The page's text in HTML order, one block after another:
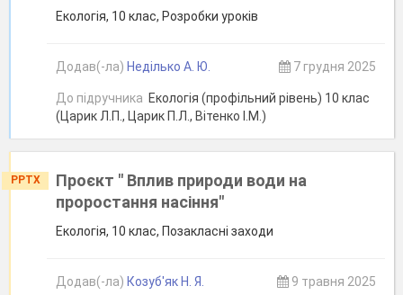
Екологія, 10 клас, Розробки уроків
Додав(-ла) Неділько А. Ю. 7 грудня 2025
До підручника Екологія (профільний рівень) 10 клас
(Царик Л.П., Царик П.Л., Вітенко І.М.)
PPTX
Проєкт " Вплив природи води на
проростання насіння"
Екологія, 10 клас, Позакласні заходи
Додав(-ла) Козуб'як Н. Я. 9 травня 2025